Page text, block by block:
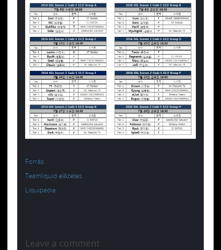
Forrás
Teamliquid előzetes
Liquipedia
Leave a comment